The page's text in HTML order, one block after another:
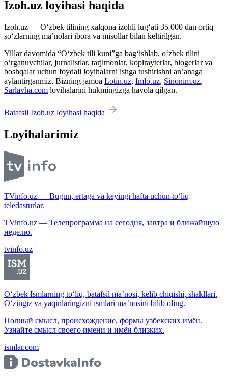
Izoh.uz loyihasi haqida
Izoh.uz — O‘zbek tilining xalqona izohli lug‘ati 35 000 dan ortiq
so‘zlarning ma’nolari ibora va misollar bilan keltirilgan.
Yillar davomida “O‘zbek tili kuni”ga bag‘ishlab, o‘zbek tilini
o‘rganuvchilar, jurnalistlar, tarjimonlar, kopirayterlar, blogerlar va
boshqalar uchun foydali loyihalarni ishga tushirishni an’anaga
aylantirganmiz. Bizning jamoa Lotin.uz, Imlo.uz, Sinonim.uz,
Sarlavha.com loyihalarini hukmingizga havola qilgan.
Batafsil Izoh.uz loyihasi haqida
Loyihalarimiz
TVinfo.uz — Bugun, ertaga va keyingi hafta uchun to‘liq
teledasturlar.
TVinfo.uz — Телепрограмма на сегодня, завтра и ближайшую
неделю.
tvinfo.uz
O‘zbek Ismlarning to‘liq, batafsil ma’nosi, kelib chiqishi, shakllari.
O‘zingiz va yaqinlaringizni ismlari ma’nosini bilib oling.
Полный смысл, происхождение, формы узбекских имён.
Узнайте смысл своего имени и имён близких.
ismlar.com